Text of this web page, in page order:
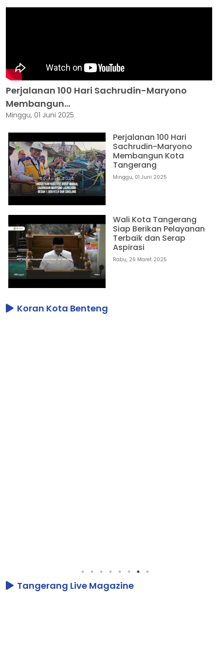
Perjalanan 100 Hari Sachrudin-Maryono
Membangun...
Minggu, 01 Juni 2025
Perjalanan 100 Hari
Sachrudin-Maryono
Membangun Kota
Tangerang
Minggu, 01 Juni 2025
Wali Kota Tangerang
Siap Berikan Pelayanan
Terbaik dan Serap
Aspirasi
Rabu, 26 Maret 2025
Koran Kota Benteng
Tangerang Live Magazine